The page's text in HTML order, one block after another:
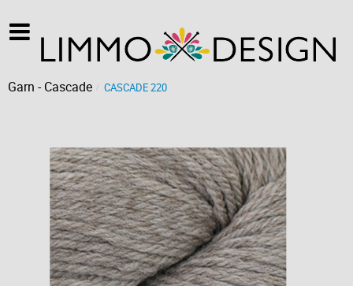
Garn - Cascade CASCADE 220